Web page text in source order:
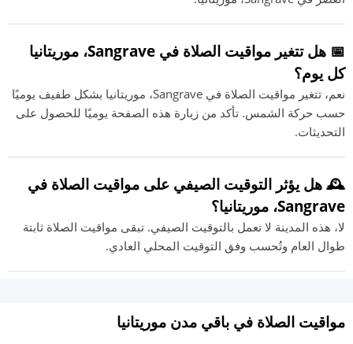
📅 هل تتغير مواقيت الصلاة في Sangrave، موريتانيا
كل يوم؟
نعم، تتغير مواقيت الصلاة في Sangrave، موريتانيا بشكل طفيف يوميًا
حسب حركة الشمس. تأكد من زيارة هذه الصفحة يوميًا للحصول على
التحديثات.
🕰️ هل يؤثر التوقيت الصيفي على مواقيت الصلاة في
Sangrave، موريتانيا؟
لا، هذه المدينة لا تعمل بالتوقيت الصيفي. تبقى مواقيت الصلاة ثابتة
طوال العام وتُحسب وفق التوقيت المحلي العادي.
مواقيت الصلاة في باقي مدن موريتانيا